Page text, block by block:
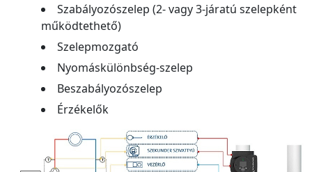
Szabályozószelep (2- vagy 3-járatú szelepként
működtethető)
Szelepmozgató
Nyomáskülönbség-szelep
Beszabályozószelep
Érzékelők